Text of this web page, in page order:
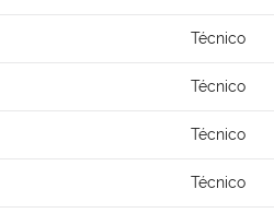
Técnico
Técnico
Técnico
Técnico